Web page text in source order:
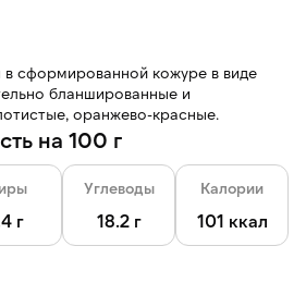
сформированной кожуре в виде
бланшированные и
оранжево-красные.
на 100 г
г
Углеводы
18.2 г
Калории
101 ккал